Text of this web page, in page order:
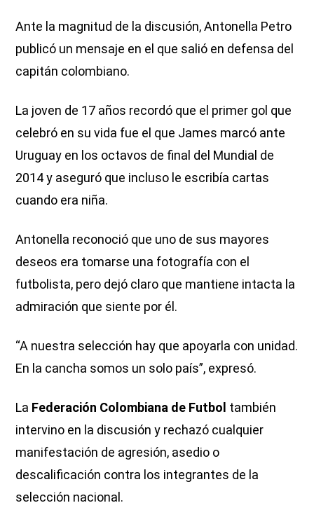
Ante la magnitud de la discusión, Antonella Petro
publicó un mensaje en el que salió en defensa del
capitán colombiano.
La joven de 17 años recordó que el primer gol que
celebró en su vida fue el que James marcó ante
Uruguay en los octavos de final del Mundial de
2014 y aseguró que incluso le escribía cartas
cuando era niña.
Antonella reconoció que uno de sus mayores
deseos era tomarse una fotografía con el
futbolista, pero dejó claro que mantiene intacta la
admiración que siente por él.
“A nuestra selección hay que apoyarla con unidad.
En la cancha somos un solo país”, expresó.
La Federación Colombiana de Futbol también
intervino en la discusión y rechazó cualquier
manifestación de agresión, asedio o
descalificación contra los integrantes de la
selección nacional.